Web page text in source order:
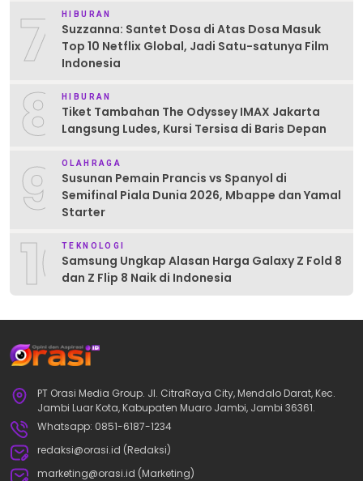
7 HIBURAN
Suzzanna: Santet Dosa di Atas Dosa Masuk
Top 10 Netflix Global, Jadi Satu-satunya Film
Indonesia
8 HIBURAN
Tiket Tambahan The Odyssey IMAX Jakarta
Langsung Ludes, Kursi Tersisa di Baris Depan
9 OLAHRAGA
Susunan Pemain Prancis vs Spanyol di
Semifinal Piala Dunia 2026, Mbappe dan Yamal
Starter
10TEKNOLOGI
Samsung Ungkap Alasan Harga Galaxy Z Fold 8
dan Z Flip 8 Naik di Indonesia
PT Orasi Media Group. Jl. CitraRaya City, Mendalo Darat, Kec.
Jambi Luar Kota, Kabupaten Muaro Jambi, Jambi 36361.
Whatsapp: 0851-6187-1234
redaksi@orasi.id (Redaksi)
marketing@orasi.id (Marketing)